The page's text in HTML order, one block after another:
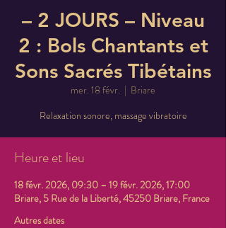
– 2 JOURS – Niveau
2 : Bols Chantants et
Sons Sacrés Tibétains
mer. 18 févr.
  |
Briare
Relaxation sonore, massage vibratoire
Heure et lieu
18 févr. 2026, 09:30 – 19 févr. 2026, 17:00
Briare, 5 Rue de la Liberté, 45250 Briare, France
Autres dates